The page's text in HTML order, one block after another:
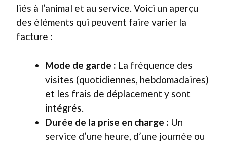
liés à l’animal et au service. Voici un aperçu
des éléments qui peuvent faire varier la
facture :
Mode de garde : La fréquence des
visites (quotidiennes, hebdomadaires)
et les frais de déplacement y sont
intégrés.
Durée de la prise en charge : Un
service d’une heure, d’une journée ou